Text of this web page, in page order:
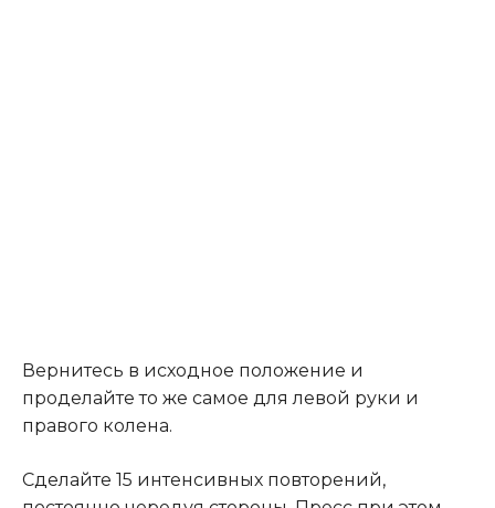
Вернитесь в исходное положение и
проделайте то же самое для левой руки и
правого колена.
Сделайте 15 интенсивных повторений,